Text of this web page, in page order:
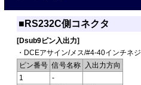
■RS232C側コネクタ
[Dsub9ピン入出力]
・DCEアサイン/メス/#4-40インチネジ
ピン番号 信号名称
入出力方向
1
-